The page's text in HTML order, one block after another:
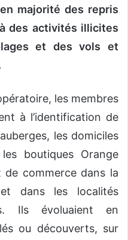
majorité des repris
des activités illicites
et des vols et
les membres
à l’identification de
les domiciles
boutiques Orange
commerce dans la
dans les localités
Ils évoluaient en
ou découverts, sur